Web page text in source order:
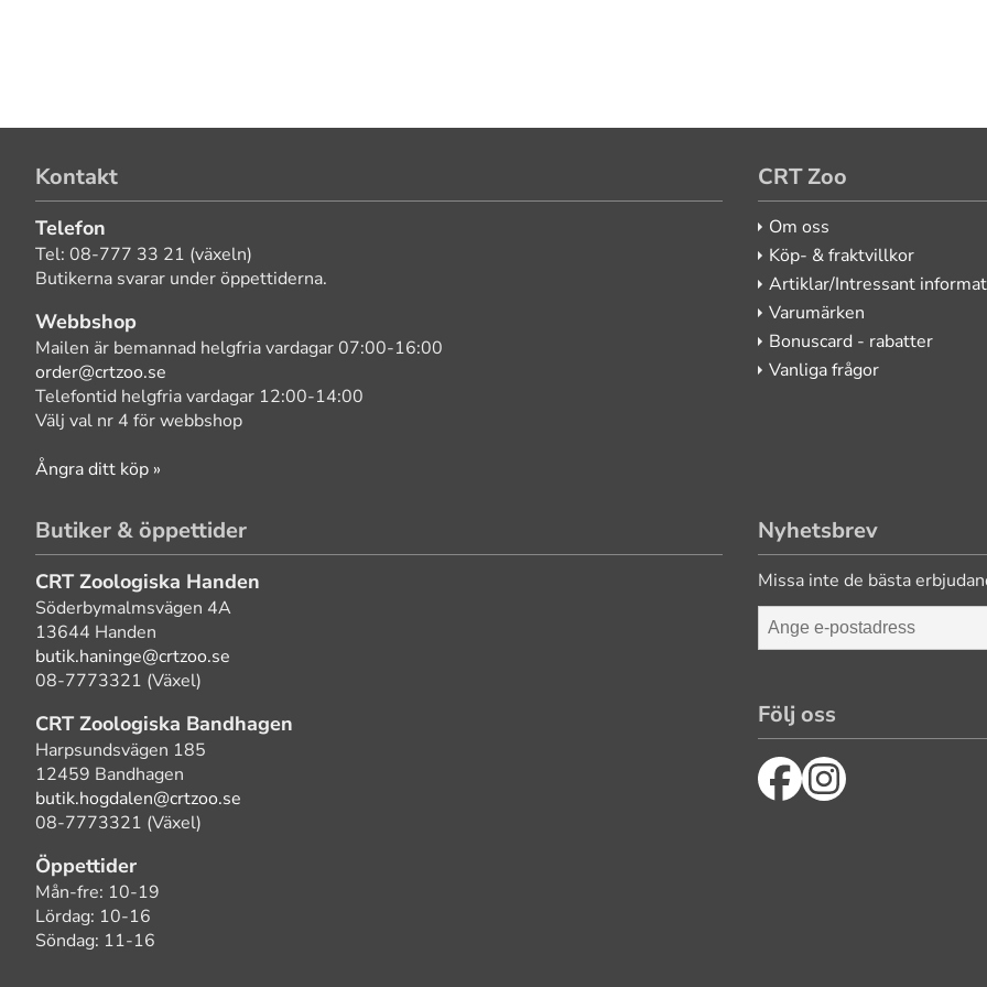
Kontakt
Telefon
Tel: 08-777 33 21 (växeln)
Butikerna svarar under öppettiderna.
Webbshop
Mailen är bemannad helgfria vardagar 07:00-16:00
order@crtzoo.se
Telefontid helgfria vardagar 12:00-14:00
Välj val nr 4 för webbshop
Ångra ditt köp »
CRT Zoo
Om oss
Köp- & fraktvillkor
Artiklar/Intressant
Varumärken
Bonuscard - rabatter
Vanliga frågor
Butiker & öppettider
CRT Zoologiska Handen
Söderbymalmsvägen 4A
13644 Handen
butik.haninge@crtzoo.se
08-7773321 (Växel)
CRT Zoologiska Bandhagen
Harpsundsvägen 185
12459 Bandhagen
butik.hogdalen@crtzoo.se
08-7773321 (Växel)
Öppettider
Mån-fre: 10-19
Lördag: 10-16
Söndag: 11-16
Nyhetsbrev
Missa inte de bästa
Följ oss